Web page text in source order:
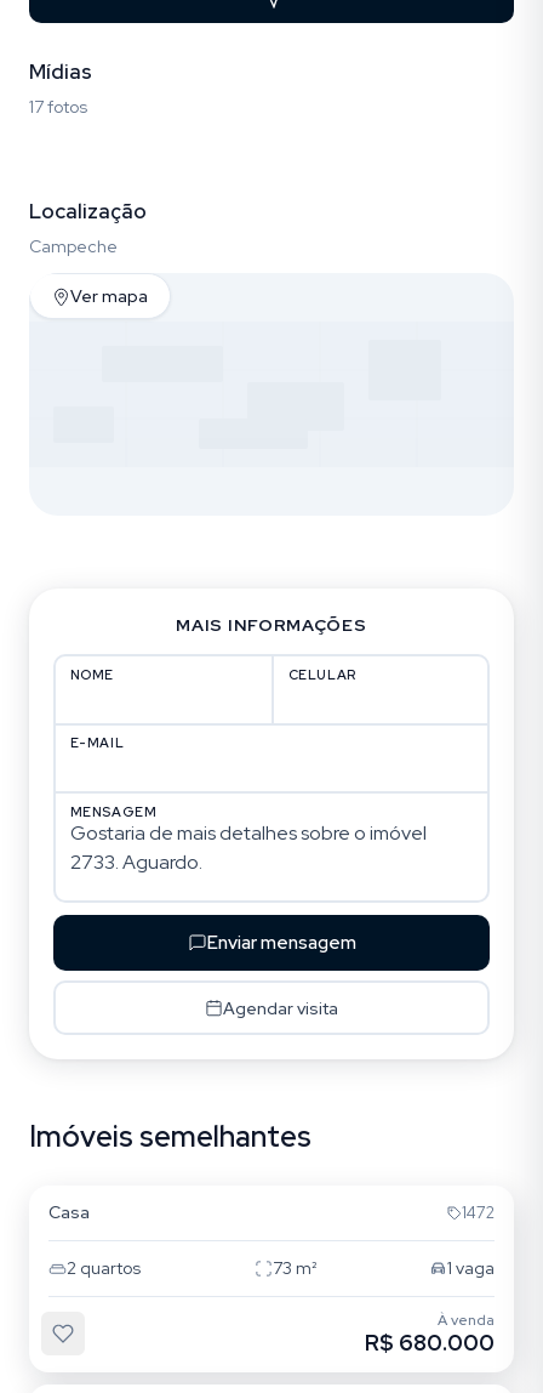
Mídias
17 fotos
Localização
Campeche
Ver mapa
MAIS INFORMAÇÕES
NOME CELULAR
E-MAIL
MENSAGEM
Enviar mensagem
Agendar visita
Imóveis semelhantes
Campeche
Casa 1472
2 quartos 73 m² 1 vaga
À venda
R$ 680.000